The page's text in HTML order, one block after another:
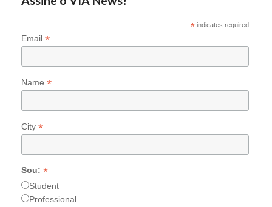
*indicates required
Email *
Name *
City *
Sou: *
Student
Professional